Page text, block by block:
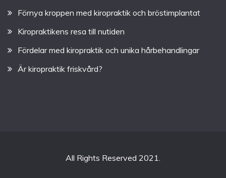
Förnya kroppen med kiropraktik och bröstimplantat
Kiropraktikens resa till nutiden
Fördelar med kiropraktik och unika hårbehandlingar
Är kiropraktik friskvård?
All Rights Reserved 2021.